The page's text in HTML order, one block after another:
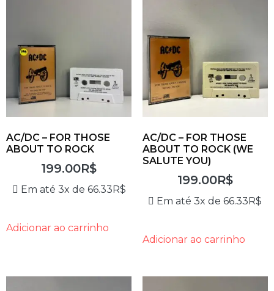
AC/DC – FOR THOSE
ABOUT TO ROCK
199.00R$
Em até 3x de 66.33R$
Adicionar ao carrinho
AC/DC – FOR THOSE
ABOUT TO ROCK (WE
SALUTE YOU)
199.00R$
Em até 3x de66.33R$
Adicionar ao carrinho